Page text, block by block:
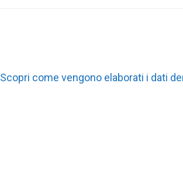
Scopri come vengono elaborati i dati